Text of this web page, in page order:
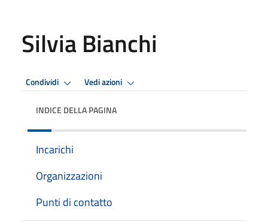
Silvia Bianchi
Condividi Vedi azioni
INDICE DELLA PAGINA
Incarichi
Organizzazioni
Punti di contatto